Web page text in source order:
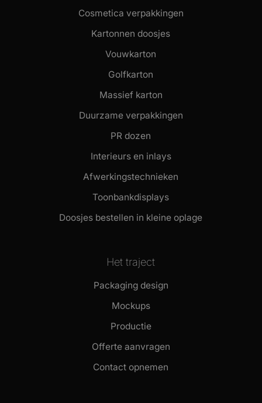
Cosmetica verpakkingen
Kartonnen doosjes
Vouwkarton
Golfkarton
Massief karton
Duurzame verpakkingen
PR dozen
Interieurs en inlays
Afwerkingstechnieken
Toonbankdisplays
Doosjes bestellen in kleine oplage
Het traject
Packaging design
Mockups
Productie
Offerte aanvragen
Contact opnemen